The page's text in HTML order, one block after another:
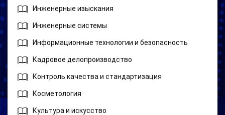
Инженерные изыскания
Инженерные системы
Информационные технологии и безопасность
Кадровое делопроизводство
Контроль качества и стандартизация
Косметология
Культура и искусство